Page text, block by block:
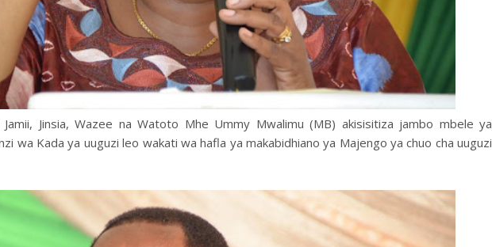
Jinsia, Wazee na Watoto Mhe Ummy Mwalimu (MB) akisisitiza jambo mbele ya
wa Kada ya uuguzi leo wakati wa hafla ya makabidhiano ya Majengo ya chuo cha uuguzi